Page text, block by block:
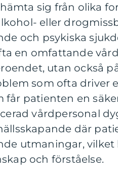
sig från olika
eller
och psykiska
en omfattande
utan också
som ofta driver
får patienten en
vårdpersonal
där
utmaningar, vilket
och förståelse.